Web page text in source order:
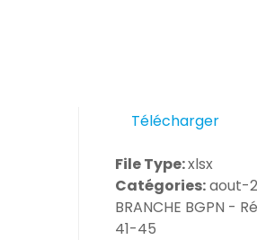
Télécharger
File Type:xlsx
Catégories:aout-
BRANCHE BGPN -
41-45